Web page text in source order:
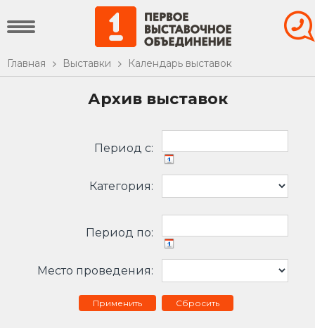
Главная Выставки Календарь выставок
Архив выставок
Период c:
Категория:
Период по:
Место проведения:
Сбросить